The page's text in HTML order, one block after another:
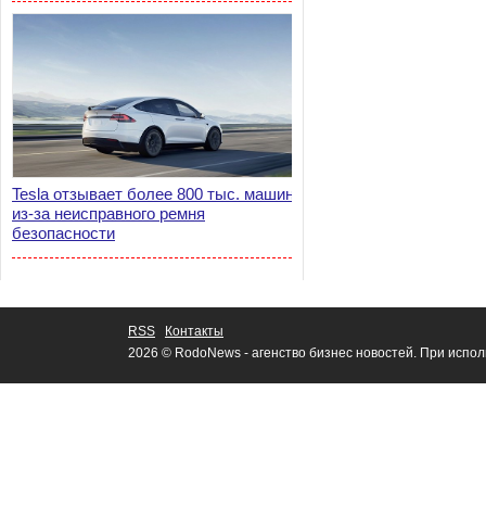
Tesla отзывает более 800 тыс. машин
из-за неисправного ремня
безопасности
RSS
Контакты
2026 © RodoNews - агенство бизнес новостей. При